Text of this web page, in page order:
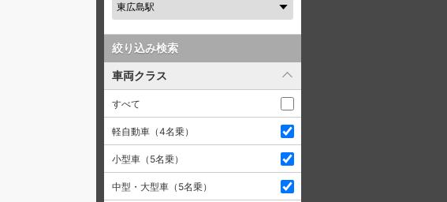
絞り込み検索
車両クラス
すべて
軽自動車（4名乗）
小型車（5名乗）
中型・大型車（5名乗）